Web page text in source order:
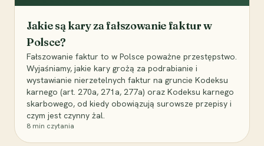
Jakie są kary za fałszowanie faktur w
Polsce?
Fałszowanie faktur to w Polsce poważne przestępstwo.
Wyjaśniamy, jakie kary grożą za podrabianie i
wystawianie nierzetelnych faktur na gruncie Kodeksu
karnego (art. 270a, 271a, 277a) oraz Kodeksu karnego
skarbowego, od kiedy obowiązują surowsze przepisy i
czym jest czynny żal.
8 min czytania